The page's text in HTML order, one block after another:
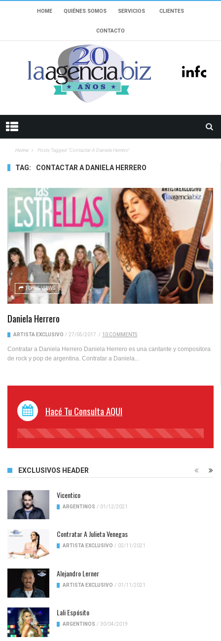
HOME QUIÉNES SOMOS SERVICIOS CLIENTES
CONTACTO
Home Posts Tagged "contactar A Daniela Herrero"
TAG: CONTACTAR A DANIELA HERRERO
10885 VIEWS
Daniela Herrero
ARTISTA EXCLUSIVO / 27/05/2017 / 10 COMMENTS
Contratar a Daniela Herrero Daniela Herrero es una cantante y compositora
de rock y pop de argentina. Contratar a Daniela...
Hacé Tu Consulta AQUI
45%
EXCLUSIVOS HEADER
Vicentico
ARGENTINOS / 01/12/2021
Contratar A Julieta Venegas
ARTISTA EXCLUSIVO / 02/11/2021
Alejandro Lerner
ARTISTA EXCLUSIVO / 01/11/2021
Lali Espósito
ARGENTINOS / 30/04/2019